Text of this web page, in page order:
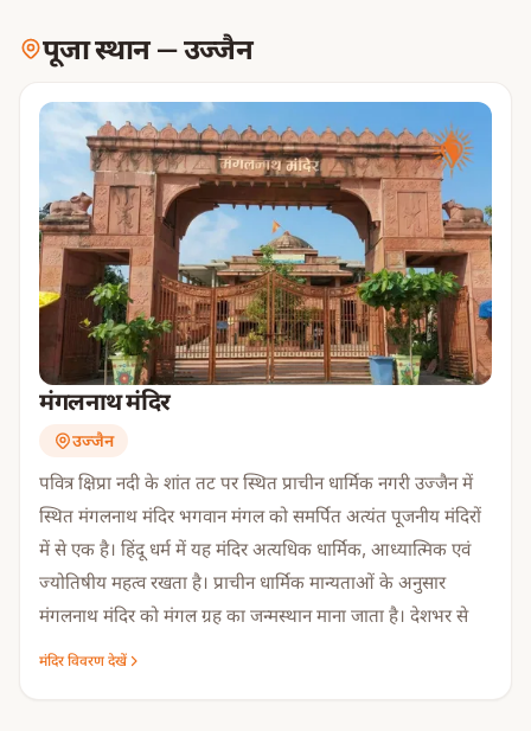
पूजा स्थान—उज्जैन
मंगलनाथ मंदिर
उज्जैन
पवित्र क्षिप्रा नदी के शांत तट पर स्थित प्राचीन धार्मिक नगरी उज्जैन में
स्थित मंगलनाथ मंदिर भगवान मंगल को समर्पित अत्यंत पूजनीय मंदिरों
में से एक है। हिंदू धर्म में यह मंदिर अत्यधिक धार्मिक, आध्यात्मिक एवं
ज्योतिषीय महत्व रखता है। प्राचीन धार्मिक मान्यताओं के अनुसार
मंगलनाथ मंदिर को मंगल ग्रह का जन्मस्थान माना जाता है। देशभर से
श्रद्धालु यहां मांगलिक दोष, ग्रह बाधा, विवाह में विलंब, आर्थिक
मंदिर विवरण देखें